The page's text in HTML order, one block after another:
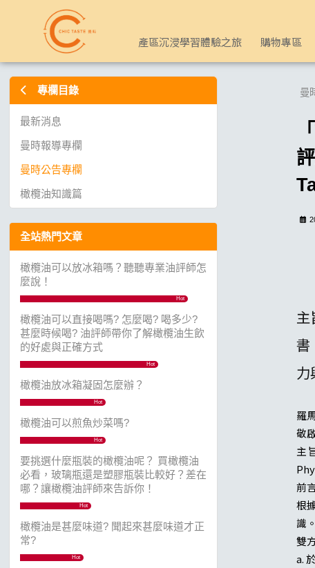
「The Good Tongue（味蕾師）」課程結業證明及「初榨橄欖
產區沉浸學習體驗之旅 購物專區
專欄目錄
最新消息
曼時報導專欄
曼時公告專欄
橄欖油知識篇
全站熱門文章
橄欖油可以放冰箱嗎？聽聽專業油評師怎
麼說！
Hot
橄欖油可以直接喝嗎? 怎麼喝? 喝多少?
甚麼時候喝? 油評師帶你了解橄欖油生飲
的好處與正確方式
Hot
橄欖油放冰箱凝固怎麼辦？
Hot
橄欖油可以煎魚炒菜嗎?
Hot
要挑選什麼瓶裝的橄欖油呢？ 買橄欖油
必看，玻璃瓶還是塑膠瓶裝比較好？差在
哪？讓橄欖油評師來告訴你！
Hot
橄欖油是甚麼味道? 聞起來甚麼味道才正
常?
Hot
曼
主
力
羅
敬
主
前
根
識。
雙
a.